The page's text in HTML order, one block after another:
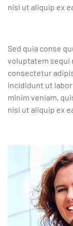
nisi ut aliquip ex
Sed quia conse
voluptatem sequi
consectetur
incididunt ut
minim veniam,
nisi ut aliquip ex